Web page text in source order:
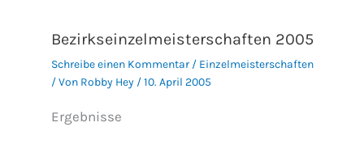
Bezirkseinzelmeisterschaften 2005
Schreibe einen Kommentar / Einzelmeisterschaften
/ Von Robby Hey /10. April 2005
Ergebnisse